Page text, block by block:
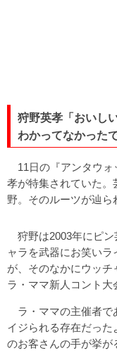
狩野英孝「おいし
わかってなかった
11日の『アンタウォ
孝が特集されていた
野。そのルーツが辿ら
狩野は2003年にピン
ャラを武器にお笑いラ
が、そのなかにウッ
ラ・ママ新人コント大
ラ・ママの主催者で
イジられる存在だっ
のお客さんの手が挙が